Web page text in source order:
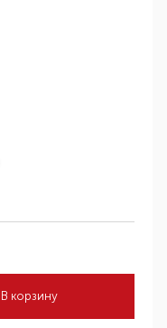
В корзину